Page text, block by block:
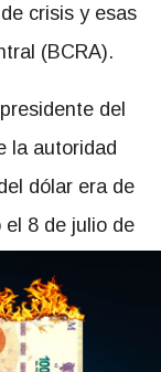
crisis y esas
(BCRA).
del
la autoridad
dólar era de
8 de julio de